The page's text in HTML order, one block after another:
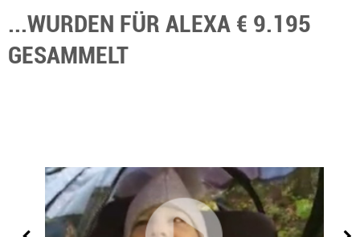
...WURDEN FÜR ALEXA € 9.195
GESAMMELT